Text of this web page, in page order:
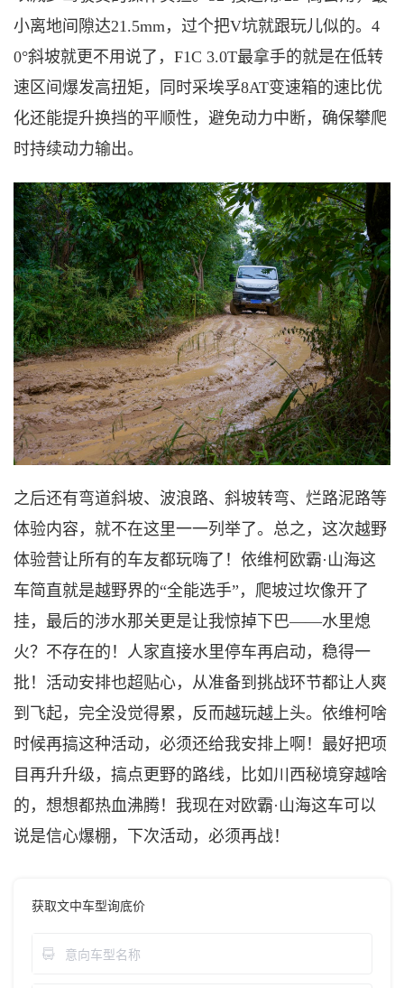
小离地间隙达21.5mm，过个把V坑就跟玩儿似的。4
0°斜坡就更不用说了， F1C 3.0T最拿手的就是在低转
速区间爆发高扭矩，同时采埃孚8AT变速箱的速比优
化还能提升换挡的平顺性，避免动力中断，确保攀爬
时持续动力输出‌。
之后还有弯道斜坡、波浪路、斜坡转弯、 烂路泥路等
体验内容，就不在这里一一列举了。总之，这次越野
体验营让所有的车友都玩嗨了！依维柯欧霸·山海这
车简直就是越野界的“全能选手”，爬坡过坎像开了
挂，最后的涉水那关更是让我惊掉下巴——水里熄
火？不存在的！人家直接水里停车再启动，稳得一
批！活动安排也超贴心，从准备到挑战环节都让人爽
到飞起，完全没觉得累，反而越玩越上头。依维柯啥
时候再搞这种活动，必须还给我安排上啊！最好把项
目再升升级，搞点更野的路线，比如川西秘境穿越啥
的，想想都热血沸腾！我现在对欧霸·山海这车可以
说是信心爆棚，下次活动，必须再战！
获取文中车型询底价